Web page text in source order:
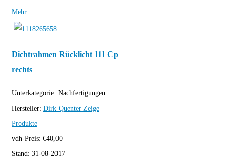
Mehr...
Dichtrahmen Rücklicht 111 Cp
rechts
Unterkategorie: Nachfertigungen
Hersteller: Dirk Quenter Zeige
Produkte
vdh-Preis: €40,00
Stand: 31-08-2017